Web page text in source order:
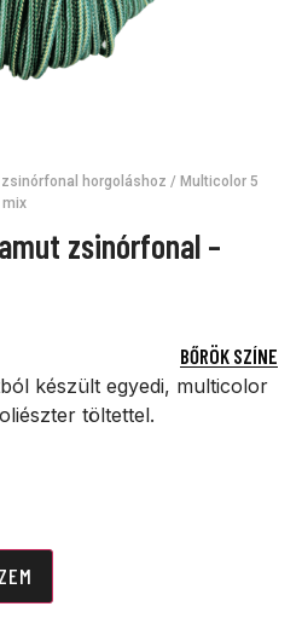
horgoláshoz / Multicolor 5
zsinórfonal –
BŐRÖK SZÍNE
készült egyedi, multicolor
töltettel.